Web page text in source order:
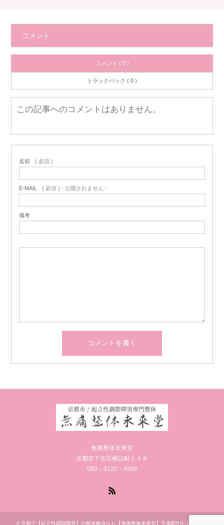
コメント
コメント ( 0 )
トラックバック ( 0 )
この記事へのコメントはありません。
名前 ( 必須 )
E-MAIL ( 必須 ) - 公開されません -
備考
無痛整体未來堂
京都市下京区橋詰町１４８
080－9120－4366
© 京都で【起立性調節障害】の根本解決なら【無痛整体未來堂】五条駅5分. All Rights